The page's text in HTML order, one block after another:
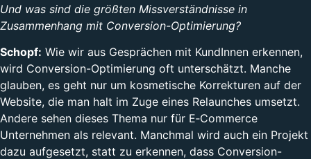
Und was sind die größten Missverständnisse in
Zusammenhang mit Conversion-Optimierung?
Schopf: Wie wir aus Gesprächen mit KundInnen erkennen,
wird Conversion-Optimierung oft unterschätzt. Manche
glauben, es geht nur um kosmetische Korrekturen auf der
Website, die man halt im Zuge eines Relaunches umsetzt.
Andere sehen dieses Thema nur für E‑Commerce
Unternehmen als relevant. Manchmal wird auch ein Projekt
dazu aufgesetzt, statt zu erkennen, dass Conversion-